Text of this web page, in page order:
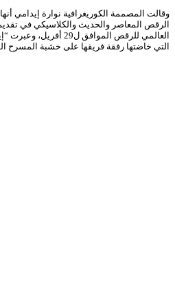
وقالت المصممة الكوريغرافية نوارة إيدامي
الرقص المعاصر والحديث والكلاسيكي في
العالمي للرقص الموافق
التي خاضتها رفقة فريقها على خشبة المسرح